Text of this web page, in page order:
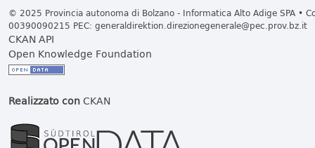
© 2025 Provincia autonoma di Bolzano - Informatica Alto Adige SPA •
00390090215 PEC: generaldirektion.direzionegenerale@pec.prov.bz.it
CKAN API
Open Knowledge Foundation
Realizzato conCKAN